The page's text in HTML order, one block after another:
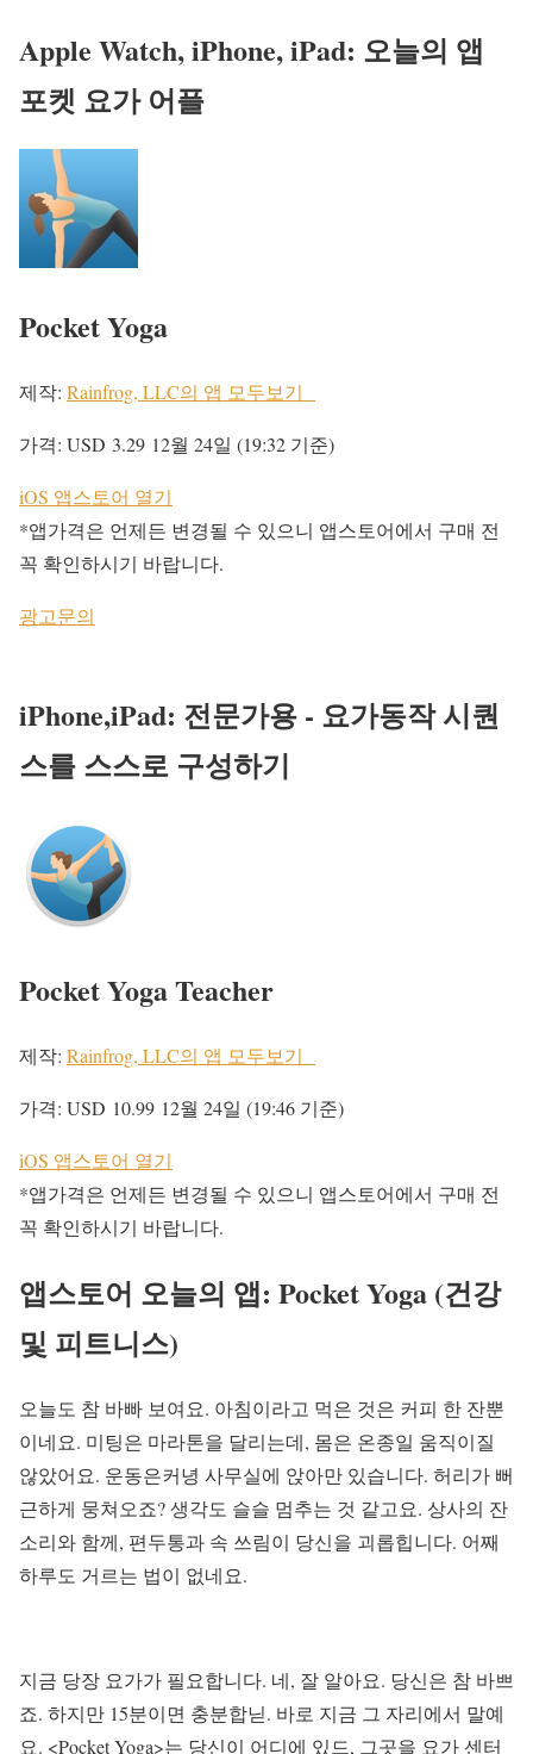
Apple Watch, iPhone, iPad: 오늘의 앱
포켓 요가 어플
Pocket Yoga
제작: Rainfrog, LLC의 앱 모두보기
가격: USD 3.29 12월 24일 (19:32 기준)
iOS 앱스토어 열기
*앱가격은 언제든 변경될 수 있으니 앱스토어에서 구매 전
꼭 확인하시기 바랍니다.
광고문의
iPhone,iPad: 전문가용 - 요가동작 시퀀
스를 스스로 구성하기
Pocket Yoga Teacher
제작: Rainfrog, LLC의 앱 모두보기
가격: USD 10.99 12월 24일 (19:46 기준)
iOS 앱스토어 열기
*앱가격은 언제든 변경될 수 있으니 앱스토어에서 구매 전
꼭 확인하시기 바랍니다.
앱스토어 오늘의 앱: Pocket Yoga (건강
및 피트니스)
오늘도 참 바빠 보여요. 아침이라고 먹은 것은 커피 한 잔뿐
이네요. 미팅은 마라톤을 달리는데, 몸은 온종일 움직이질
않았어요. 운동은커녕 사무실에 앉아만 있습니다. 허리가 뻐
근하게 뭉쳐오죠? 생각도 슬슬 멈추는 것 같고요. 상사의 잔
소리와 함께, 편두통과 속 쓰림이 당신을 괴롭힙니다. 어째
하루도 거르는 법이 없네요.
지금 당장 요가가 필요합니다. 네, 잘 알아요. 당신은 참 바쁘
죠. 하지만 15분이면 충분합닏. 바로 지금 그 자리에서 말예
요. <Pocket Yoga>는 당신이 어디에 있드, 그곳을 요가 센터